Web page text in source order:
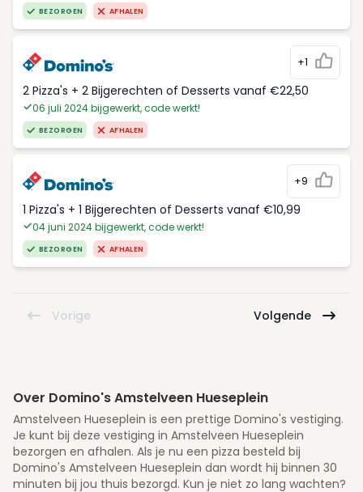
BEZORGEN AFHALEN
+1
2 Pizza's + 2 Bijgerechten of Desserts vanaf €22,50
06 juli 2024 bijgewerkt, code werkt!
BEZORGEN AFHALEN
+9
1 Pizza's + 1 Bijgerechten of Desserts vanaf €10,99
04 juni 2024 bijgewerkt, code werkt!
BEZORGEN AFHALEN
Vorige Volgende
Over Domino's Amstelveen Hueseplein
Amstelveen Hueseplein is een prettige Domino's vestiging.
Je kunt bij deze vestiging in Amstelveen Hueseplein
bezorgen en afhalen. Als je nu een pizza besteld bij
Domino's Amstelveen Hueseplein dan wordt hij binnen 30
minuten bij jou thuis bezorgd. Kun je niet zo lang wachten?